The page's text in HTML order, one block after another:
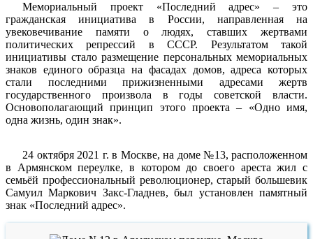
Мемориальный проект «Последний адрес» – это
гражданская инициатива в России, направленная на
увековечивание памяти о людях, ставших жертвами
политических репрессий в СССР. Результатом такой
инициативы стало размещение персональных мемориальных
знаков единого образца на фасадах домов, адреса которых
стали последними прижизненными адресами жертв
государственного произвола в годы советской власти.
Основополагающий принцип этого проекта – «Одно имя,
одна жизнь, один знак».
24 октября 2021 г. в Москве, на доме №13, расположенном
в Армянском переулке, в котором до своего ареста жил с
семьёй профессиональный революционер, старый большевик
Самуил Маркович Закс-Гладнев, был установлен памятный
знак «Последний адрес».